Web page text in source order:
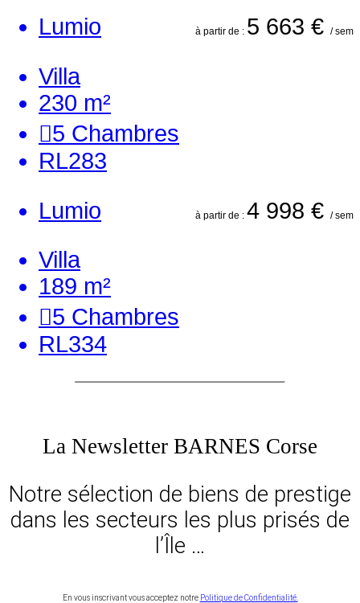
à partir de : 5 663 € / sem
Lumio
Villa
230 m²
5 Chambres
RL283
à partir de : 4 998 € / sem
Lumio
Villa
189 m²
5 Chambres
RL334
La Newsletter BARNES Corse
Notre sélection de biens de prestige
dans les secteurs les plus prisés de
l’Île …
En vous inscrivant vous acceptez notre Politique de Confidentialité.